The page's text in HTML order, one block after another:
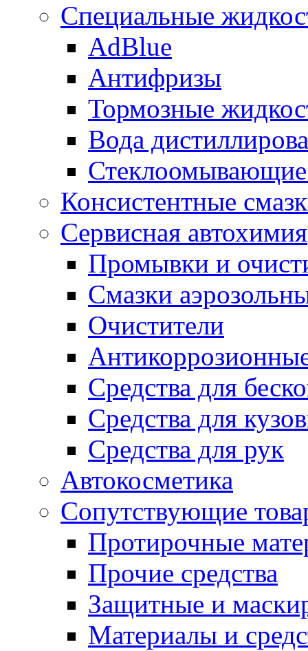
Специальные
AdBlue
Антифризы
Тормозные
Вода
Консистентные
Сервисная автохимия
Промывки и
Смазки
Очистители
Средства для
Средства для
Средства для рук
Автокосметика
Сопутствующие
Протирочные
Прочие средства
Защитные и
Материалы и